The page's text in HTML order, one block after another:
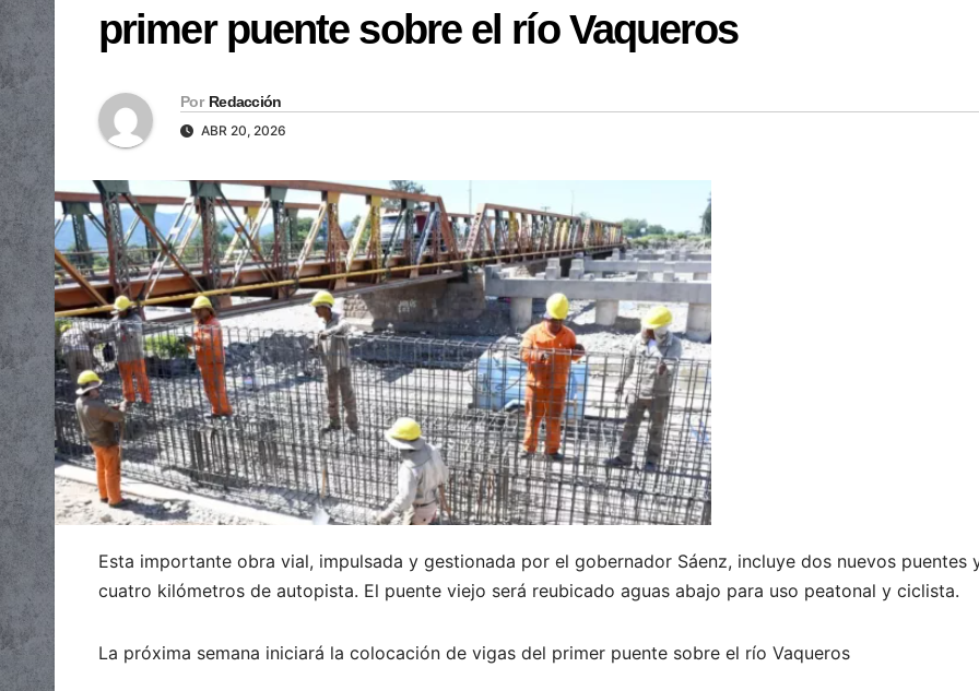
primer puente sobre el río Vaqueros
Por Redacción
ABR 20, 2026
Esta importante obra vial, impulsada y gestionada por el gobernador Sáenz, incluye dos nuevos puentes
cuatro kilómetros de autopista. El puente viejo será reubicado aguas abajo para uso peatonal y ciclista.
La próxima semana iniciará la colocación de vigas del primer puente sobre el río Vaqueros